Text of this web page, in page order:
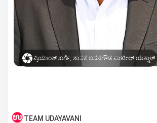
ಪ್ರಿಯಾಂಕ್ ಖರ್ಗೆ, ಶಾಸಕ ಬಸನಗೌಡ ಪಾಟೀಲ್‌ ಯತ್ನಾಳ್‌
TEAM UDAYAVANI